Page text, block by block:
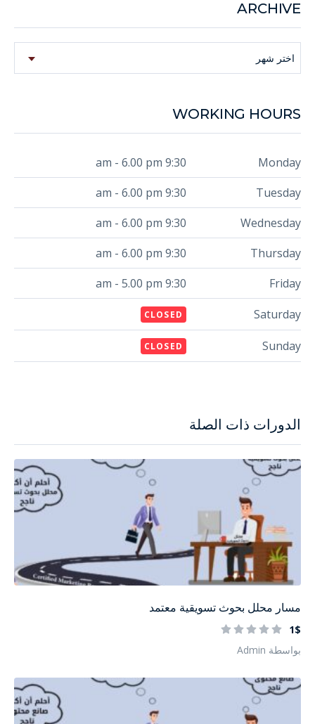
الدورات ذات الصلة
مسار محلل بحوث تسويقية معتمد
1$
بواسطة Admin
ARCHIVE
اختر شهر
WORKING HOURS
Monday
9:30 am - 6.00 pm
Tuesday
9:30 am - 6.00 pm
Wednesday
9:30 am - 6.00 pm
Thursday
9:30 am - 6.00 pm
Friday
9:30 am - 5.00 pm
Saturday
CLOSED
Sunday
CLOSED